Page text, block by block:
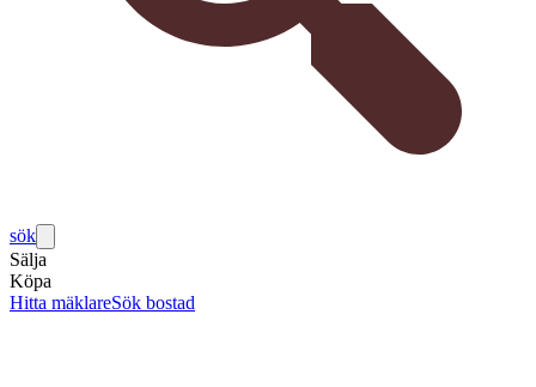
sök
Sälja
Köpa
Hitta mäklareSök bostad